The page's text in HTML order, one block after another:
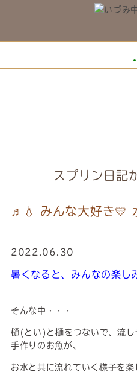
スプリン日記
♬💧 みんな大好き💛
2022.06.30
暑くなると、みんなの楽し
そんな中・・・
樋(とい)と樋をつないで、流し
手作りのお魚が、
お水と共に流れていく様子を楽